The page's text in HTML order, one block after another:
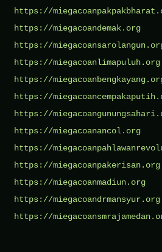
https://
https://miegacoandemak.org
https://
https://miegacoanlimapuluh.org
https://
https://
https://
https://miegacoanancol.org
https://
https://miegacoanpakerisan.org
https://miegacoanmadiun.org
https://miegacoandrmansyur.org
https://